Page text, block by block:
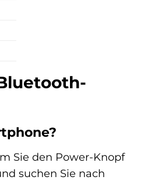
Sie den Power-Knopf
suchen Sie nach